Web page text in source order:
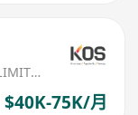
KOS INTERNATIONAL TALENT GROUP LIMITED
$40K-75K/月